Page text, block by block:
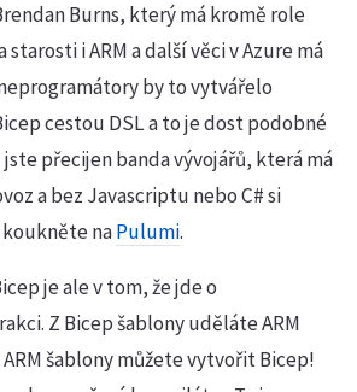
Burns, který má kromě role
i ARM a další věci v Azure má
by to vytvářelo
cestou DSL a to je dost podobné
přecijen banda vývojářů, která má
a bez Javascriptu nebo C# si
naPulumi.
je ale v tom, že jde o
Z Bicep šablony uděláte ARM
šablony můžete vytvořit Bicep!